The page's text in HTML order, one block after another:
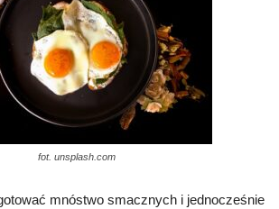
fot. unsplash.com
mnóstwo smacznych i jednocześnie